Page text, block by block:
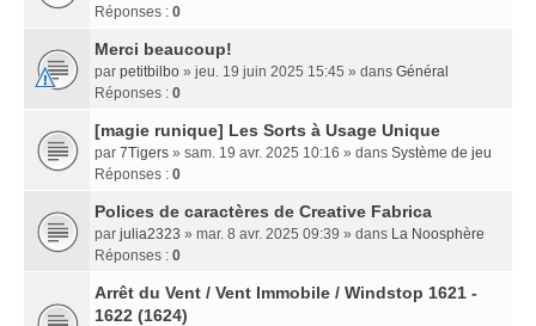
Réponses : 0
Merci beaucoup!
par petitbilbo » jeu. 19 juin 2025 15:45 » dans Général
Réponses : 0
[magie runique] Les Sorts à Usage Unique
par 7Tigers » sam. 19 avr. 2025 10:16 » dans Système de jeu
Réponses : 0
Polices de caractères de Creative Fabrica
par julia2323 » mar. 8 avr. 2025 09:39 » dans La Noosphère
Réponses : 0
Arrêt du Vent / Vent Immobile / Windstop 1621 -
1622 (1624)